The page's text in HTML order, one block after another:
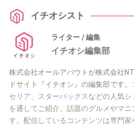
イチオシスト
ライター / 編集
イチオシ編集部
株式会社オールアバウトが株式会社
ドサイト『イチオシ』の編集部です。
セリア
スターバックス などの人気
を通してご紹介。話題のグルメやマ
す。配信しているコンテンツは専門